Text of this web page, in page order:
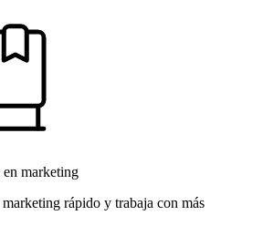
en marketing
rápido y trabaja con más